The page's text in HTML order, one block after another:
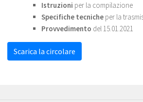
Istruzioni per la compilazione
Specifiche tecniche per la
Provvedimento del 15.01.2021
Scarica la circolare